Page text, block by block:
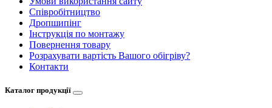
Співробітництво
Дропшипінг
Інструкція по монтажу
Повернення товару
Розрахувати вартість Вашого обігріву?
Контакти
Каталог продукції